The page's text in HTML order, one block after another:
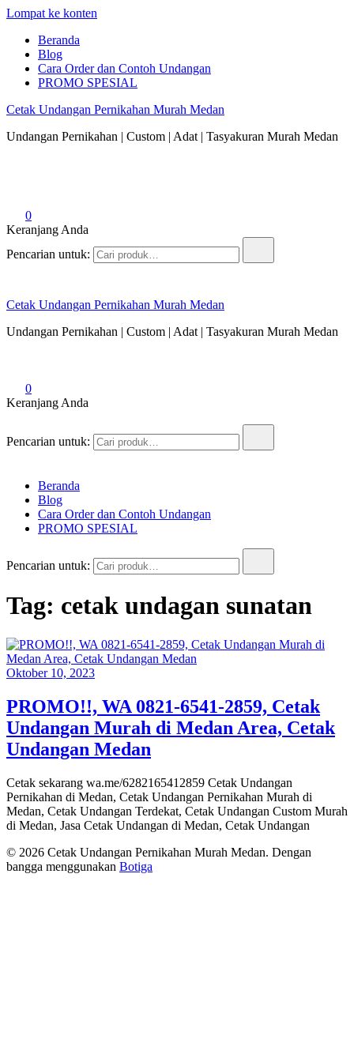
Lompat ke konten
Beranda
Blog
Cara Order dan Contoh Undangan
PROMO SPESIAL
Cetak Undangan Pernikahan Murah Medan
Undangan Pernikahan | Custom | Adat | Tasyakuran Murah Medan
0
Keranjang Anda
Pencarian untuk:
Cetak Undangan Pernikahan Murah Medan
Undangan Pernikahan | Custom | Adat | Tasyakuran Murah Medan
0
Keranjang Anda
Pencarian untuk:
Beranda
Blog
Cara Order dan Contoh Undangan
PROMO SPESIAL
Pencarian untuk:
Tag: cetak undagan sunatan
Oktober 10, 2023
PROMO!!, WA 0821-6541-2859, Cetak
Undangan Murah di Medan Area, Cetak
Undangan Medan
Cetak sekarang wa.me/6282165412859 Cetak Undangan
Pernikahan di Medan, Cetak Undangan Pernikahan Murah di
Medan, Cetak Undangan Terdekat, Cetak Undangan Custom Murah
di Medan, Jasa Cetak Undangan di Medan, Cetak Undangan
© 2026 Cetak Undangan Pernikahan Murah Medan. Dengan
bangga menggunakan Botiga